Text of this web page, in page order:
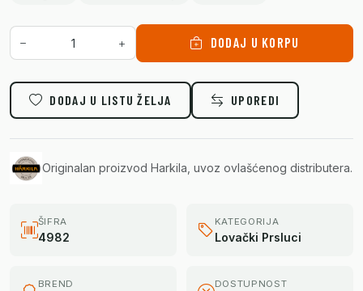
DODAJ U KORPU
DODAJ U LISTU ŽELJA UPOREDI
Originalan proizvod Harkila, uvoz ovlašćenog distributera.
ŠIFRA
4982
KATEGORIJA
Lovački Prsluci
BREND DOSTUPNOST